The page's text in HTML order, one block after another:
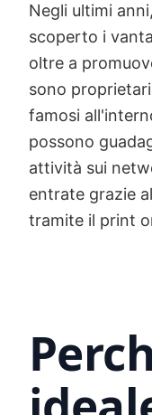
Negli ultimi
scoperto i
oltre a
sono
famosi
possono
attività sui
entrate grazie
tramite il print